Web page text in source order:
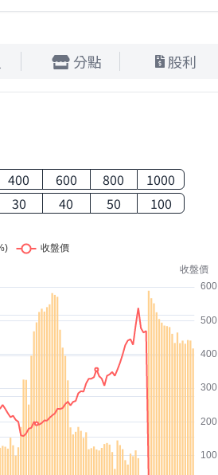
分點 股利
400 600 800 1000
30 40 50 100